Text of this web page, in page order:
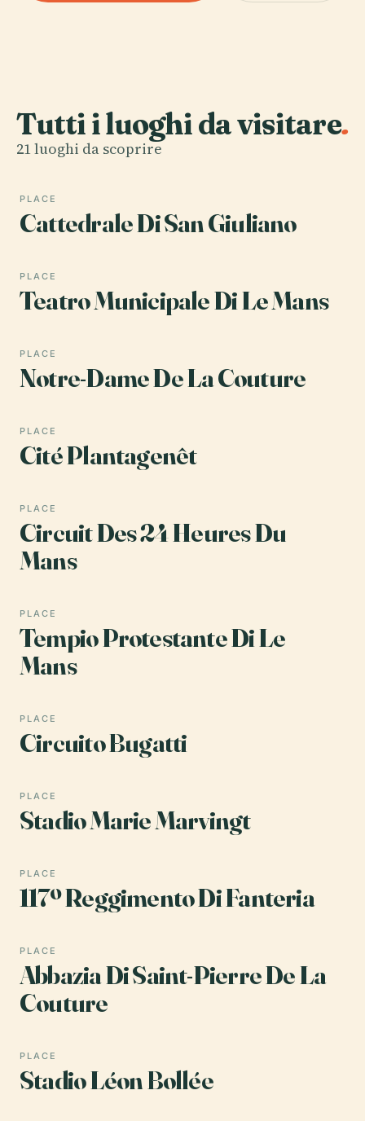
Tutti i luoghi da visitare.
21 luoghi da scoprire
PLACE
Cattedrale Di San Giuliano
PLACE
Teatro Municipale Di Le Mans
PLACE
Notre-Dame De La Couture
PLACE
Cité Plantagenêt
PLACE
Circuit Des 24 Heures Du
Mans
PLACE
Tempio Protestante Di Le
Mans
PLACE
Circuito Bugatti
PLACE
Stadio Marie Marvingt
PLACE
117º Reggimento Di Fanteria
PLACE
Abbazia Di Saint-Pierre De La
Couture
PLACE
Stadio Léon Bollée